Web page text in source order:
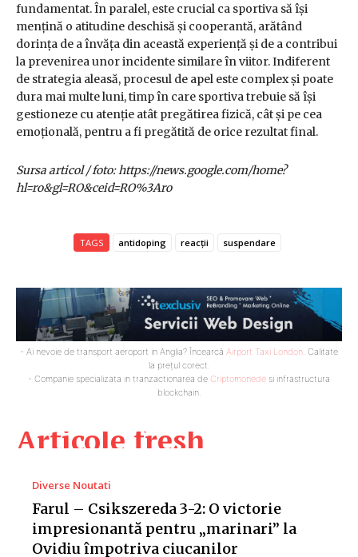
Articole fresh
Diverse Noutati
Farul – Csikszereda 3-2: O victorie
impresionantă pentru „marinari” la
Ovidiu împotriva ciucanilor
fundamentat. În paralel, este crucial ca sportiva să își
mențină o atitudine deschisă și cooperantă, arătând
dorința de a învăța din această experiență și de a contribui
la prevenirea unor incidente similare în viitor. Indiferent
de strategia aleasă, procesul de apel este complex și poate
dura mai multe luni, timp în care sportiva trebuie să își
gestioneze cu atenție atât pregătirea fizică, cât și pe cea
emoțională, pentru a fi pregătită de orice rezultat final.
Sursa articol / foto: https://news.google.com/home?
hl=ro&gl=RO&ceid=RO%3Aro
TAGS antidoping reacții suspendare
- Ai nevoie de transport aeroport in Anglia? Încearcă Airport Taxi London. Calitate
la prețul corect.
- Companie specializata in tranzactionarea de Criptomonede si infrastructura
blockchain.